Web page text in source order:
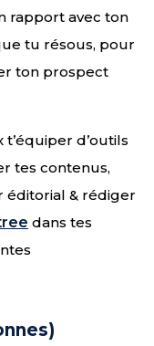
rapport avec ton
tu résous, pour
ton prospect
d’outils
tes contenus,
& rédiger
dans tes